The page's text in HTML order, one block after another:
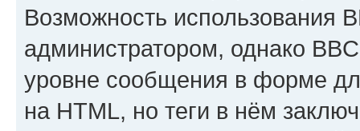
Возможность использования
администратором, однако
уровне сообщения в форме
на HTML, но теги в нём